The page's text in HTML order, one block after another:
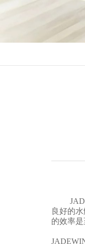
良好的
的效率